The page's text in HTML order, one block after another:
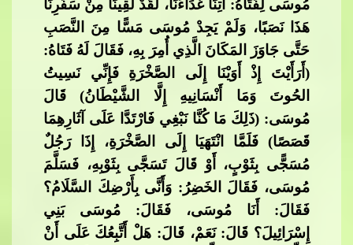
مُوسَى لِفَتَاهُ: آتِنَا غَدَاءَنَا، لَقَدْ لَقِينَا مِنْ سَفَرِنَا
هَذَا نَصَبًا، وَلَمْ يَجِدْ مُوسَى مَسًّا مِنَ النَّصَبِ
حَتَّى جَاوَزَ المَكَانَ الَّذِي أُمِرَ بِهِ، فَقَالَ لَهُ فَتَاهُ:
(أَرَأَيْتَ إِذْ أَوَيْنَا إِلَى الصَّخْرَةِ فَإِنِّي نَسِيتُ
الحُوتَ وَمَا أَنْسَانِيهِ إِلَّا الشَّيْطَانُ) قَالَ
مُوسَى: (ذَلِكَ مَا كُنَّا نَبْغِي فَارْتَدَّا عَلَى آثَارِهِمَا
قَصَصًا) فَلَمَّا انْتَهَيَا إِلَى الصَّخْرَةِ، إِذَا رَجُلٌ
مُسَجًّى بِثَوْبٍ، أَوْ قَالَ تَسَجَّى بِثَوْبِهِ، فَسَلَّمَ
مُوسَى، فَقَالَ ‌الخَضِرُ: وَأَنَّى بِأَرْضِكَ السَّلَامُ؟
فَقَالَ: أَنَا مُوسَى، فَقَالَ: مُوسَى بَنِي
إِسْرَائِيلَ؟ قَالَ: نَعَمْ، قَالَ: هَلْ أَتَّبِعُكَ عَلَى أَنْ